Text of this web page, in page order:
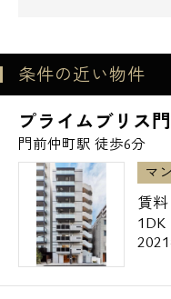
条件の近い物件
プライムブリス
門前仲町駅 徒歩6分
マ
賃料
1DK
メールでお問い
お